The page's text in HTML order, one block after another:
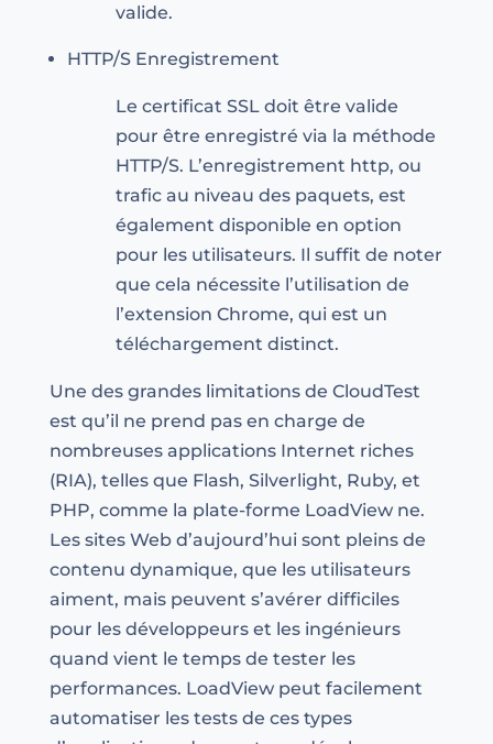
valide.
HTTP/S Enregistrement
Le certificat SSL doit être valide
pour être enregistré via la méthode
HTTP/S. L’enregistrement http, ou
trafic au niveau des paquets, est
également disponible en option
pour les utilisateurs. Il suffit de noter
que cela nécessite l’utilisation de
l’extension Chrome, qui est un
téléchargement distinct.
Une des grandes limitations de CloudTest
est qu’il ne prend pas en charge de
nombreuses applications Internet riches
(RIA), telles que Flash, Silverlight, Ruby, et
PHP, comme la plate-forme LoadView ne.
Les sites Web d’aujourd’hui sont pleins de
contenu dynamique, que les utilisateurs
aiment, mais peuvent s’avérer difficiles
pour les développeurs et les ingénieurs
quand vient le temps de tester les
performances. LoadView peut facilement
automatiser les tests de ces types